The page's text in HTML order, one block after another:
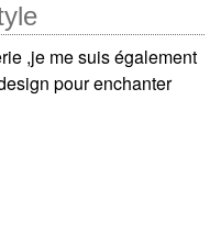
,je me suis également
pour enchanter